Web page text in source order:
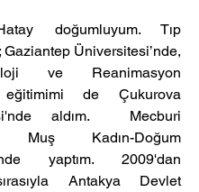
doğumluyum.  Tıp
Gaziantep Üniversitesi’nde,
ve Reanimasyon
eğitimimi de Çukurova
aldım.  Mecburi
Muş Kadın-Doğum
yaptım. 2009'dan
Antakya Devlet